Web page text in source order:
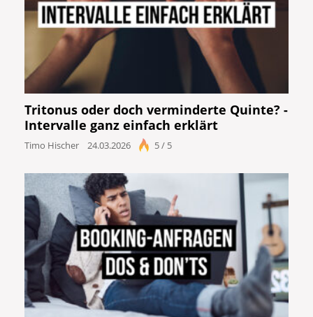
Tritonus oder doch verminderte Quinte? -
Intervalle ganz einfach erklärt
Timo Hischer 24.03.2026 5 / 5